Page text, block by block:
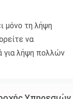
μόνο τη λήψη
να
για λήψη πολλών